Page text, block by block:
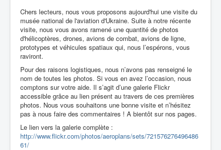
Chers lecteurs, nous vous proposons aujourd'hui une visite du
musée national de l'aviation d'Ukraine. Suite à notre récente
visite, nous vous avons ramené une quantité de photos
d'hélicoptères, drones, avions de combat, avions de ligne,
prototypes et véhicules spatiaux qui, nous l’espérons, vous
raviront.
Pour des raisons logistiques, nous n’avons pas renseigné le
nom de toutes les photos. Si vous en avez l’occasion, nous
comptons sur votre aide. Il s’agit d’une galerie Flickr
accessible grâce au lien présent au travers de ces premières
photos. Nous vous souhaitons une bonne visite et n’hésitez
pas à nous faire des commentaires ! A bientôt sur nos pages.
Le lien vers la galerie complète :
http://www.flickr.com/photos/aeroplans/sets/721576276496486
61/